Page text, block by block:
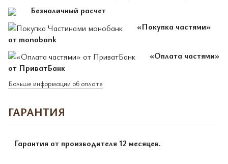
Безналичный расчет
«Покупка частями»
от monobank
«Оплата частями»
от ПриватБанк
Больше информации об оплате
ГАРАНТИЯ
Гарантия от производителя 12 месяцев.